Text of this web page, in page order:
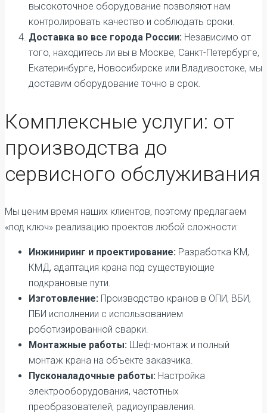
высокоточное оборудование позволяют нам
контролировать качество и соблюдать сроки.
Доставка во все города России: Независимо от
того, находитесь ли вы в Москве, Санкт-Петербурге,
Екатеринбурге, Новосибирске или Владивостоке, мы
доставим оборудование точно в срок.
Комплексные услуги: от
производства до
сервисного обслуживания
Мы ценим время наших клиентов, поэтому предлагаем
«под ключ» реализацию проектов любой сложности:
Инжиниринг и проектирование: Разработка КМ,
КМД, адаптация крана под существующие
подкрановые пути.
Изготовление: Производство кранов в ОПИ, ВБИ,
ПБИ исполнении с использованием
роботизированной сварки.
Монтажные работы: Шеф-монтаж и полный
монтаж крана на объекте заказчика.
Пусконаладочные работы: Настройка
электрооборудования, частотных
преобразователей, радиоуправления.